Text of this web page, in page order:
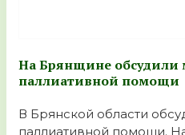
На Брянщине обсудили
паллиативной помощи
В Брянской области
паллиативной помощи.